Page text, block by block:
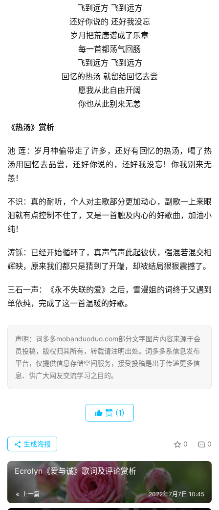
首
飞到远方 飞到远方
还好你说的 还好我没忘
岁月把荒唐谱成了乐章
每一首都荡气回肠
飞到远方 飞到远方
回忆的热汤 就留给回忆去尝
愿我从此自由开阔
你也从此别来无恙
《热汤》赏析
池 莲：岁月神偷带走了许多，还好有回忆的热汤，喝了热
汤用回忆去品尝，还好你说的，还好我没忘！你我别来无
恙！
不识：真的耐听，个人对主歌部分更加动心，副歌一上来眼
泪就有点控制不住了，又是一首触及内心的好歌曲，加油小
纯！
涛铄：已经开始循环了，真声气声此起彼伏，强混若混交相
辉映，原来我们都只是猜到了开端，却被结局狠狠震撼了。
三石一声：《永不失联的爱》之后，雪漫姐的词终于又遇到
单依纯，完成了这一首温暖的好歌。
声明：词多多mobanduoduo.com部分文字图片内容来源于会
员投稿，版权归其所有，转载请注明出处。词多多系信息发布
平台，仅提供信息存储空间服务，接受投稿是出于传递更多信
息、供广大网友交流学习之目的。
赞 (1)
0 0
生成海报
Ecrolyn《爱与诚》歌词及评论赏析
上一篇 2022年7月7日 10:45